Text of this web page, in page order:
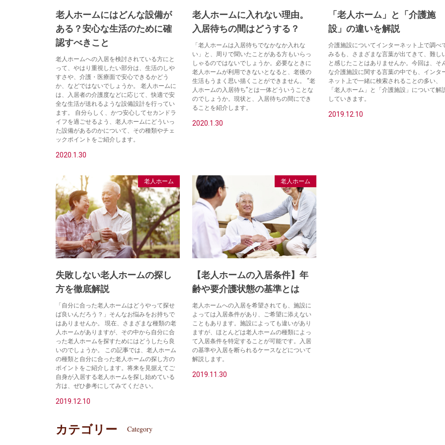
老人ホームにはどんな設備が
ある？安心な生活のために確
認すべきこと
老人ホームへの入居を検討されている方にと
って、やはり重視したい部分は、生活のしや
すさや、介護・医療面で安心できるかどう
か、などではないでしょうか。 老人ホームに
は、入居者の介護度などに応じて、快適で安
全な生活が送れるような設備設計を行ってい
ます。 自分らしく、かつ安心してセカンドラ
イフを過ごせるよう、老人ホームにどういっ
た設備があるのかについて、その種類やチェ
ックポイントをご紹介します。
2020.1.30
老人ホームに入れない理由。
入居待ちの間はどうする？
「老人ホームは入居待ちでなかなか入れな
い」と、周りで聞いたことがある方もいらっ
しゃるのではないでしょうか。必要なときに
老人ホームが利用できないとなると、老後の
生活もうまく思い描くことができません。 “老
人ホームの入居待ち”とは一体どういうことな
のでしょうか。現状と、入居待ちの間にでき
ることを紹介します。
2020.1.30
「老人ホーム」と「介護施
設」の違いを解説
介護施設についてインターネット上で調べ
みるも、さまざまな言葉が出てきて、難し
と感じたことはありませんか。今回は、そ
な介護施設に関する言葉の中でも、インタ
ネット上で一緒に検索されることの多い、
「老人ホーム」と「介護施設」について解
していきます。
2019.12.10
老人ホーム
失敗しない老人ホームの探し
方を徹底解説
「自分に合った老人ホームはどうやって探せ
ば良いんだろう？」そんなお悩みをお持ちで
はありませんか。 現在、さまざまな種類の老
人ホームがありますが、その中から自分に合
った老人ホームを探すためにはどうしたら良
いのでしょうか。 この記事では、老人ホーム
の種類と自分に合った老人ホームの探し方の
ポイントをご紹介します。将来を見据えてご
自身が入居する老人ホームを探し始めている
方は、ぜひ参考にしてみてください。
2019.12.10
老人ホーム
【老人ホームの入居条件】年
齢や要介護状態の基準とは
老人ホームへの入居を希望されても、施設に
よっては入居条件があり、ご希望に添えない
こともあります。施設によっても違いがあり
ますが、ほとんどは老人ホームの種類によっ
て入居条件を特定することが可能です。入居
の基準や入居を断られるケースなどについて
解説します。
2019.11.30
カテゴリー Category